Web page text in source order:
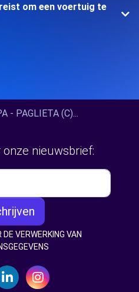
om een voertuig te
- PAGLIETA (C)...
nieuwsbrief:
DE VERWERKING VAN